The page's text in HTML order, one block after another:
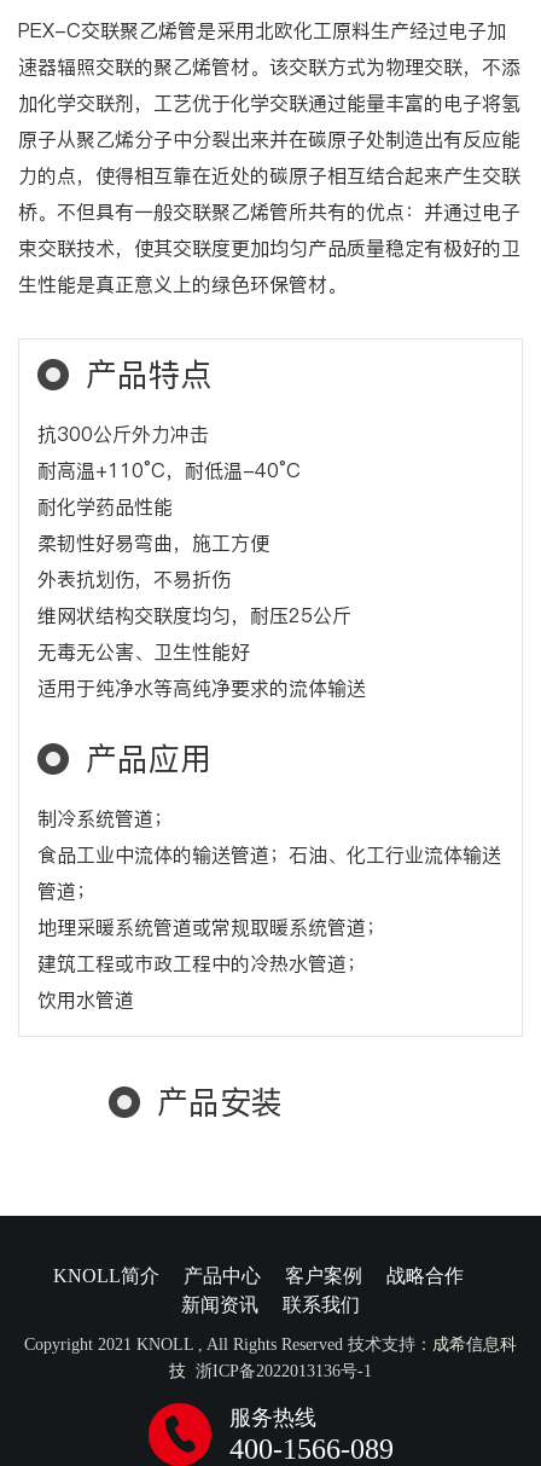
PEX-C交联聚乙烯管是采用北欧化工原料生产经过电子加
速器辐照交联的聚乙烯管材。该交联方式为物理交联，不添
加化学交联剂，工艺优于化学交联通过能量丰富的电子将氢
原子从聚乙烯分子中分裂出来并在碳原子处制造出有反应能
力的点，使得相互靠在近处的碳原子相互结合起来产生交联
桥。不但具有一般交联聚乙烯管所共有的优点：并通过电子
束交联技术，使其交联度更加均匀产品质量稳定有极好的卫
生性能是真正意义上的绿色环保管材。
产品特点
抗300公斤外力冲击
耐高温+110°C，耐低温-40°C
耐化学药品性能
柔韧性好易弯曲，施工方便
外表抗划伤，不易折伤
维网状结构交联度均匀，耐压25公斤
无毒无公害、卫生性能好
适用于纯净水等高纯净要求的流体输送
产品应用
制冷系统管道；
食品工业中流体的输送管道；石油、化工行业流体输送
管道；
地理采暖系统管道或常规取暖系统管道；
建筑工程或市政工程中的冷热水管道；
饮用水管道
产品安装
KNOLL简介 产品中心 客户案例
战略合作
新闻资讯
联系我们
Copyright 2021 KNOLL , All Rights Reserved 技术支持： 成希信息科
技 浙ICP备2022013136号-1
服务热线
400-1566-089